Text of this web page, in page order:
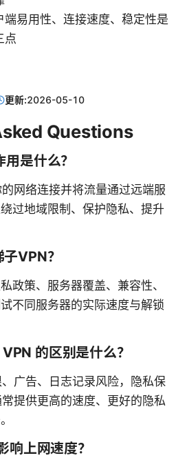
端易用性、连接速度、稳定性是
点
更新:2026-05-10
Questions
是什么？
网络连接并将流量通过远端服
过地域限制、保护隐私、提升
VPN？
政策、服务器覆盖、兼容性、
不同服务器的实际速度与解锁
的区别是什么？
广告、日志记录风险，隐私保
提供更高的速度、更好的隐私
响上网速度？